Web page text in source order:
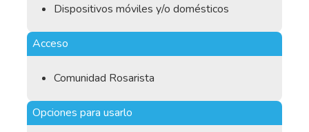
Dispositivos móviles y/o domésticos
Acceso
Comunidad Rosarista
Opciones para usarlo